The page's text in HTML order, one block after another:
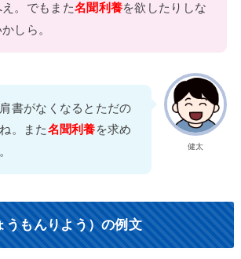
え。でもまた名聞利養を欲したりしな
しら。
健太
書がなくなるとただの
。また名聞利養を求め
うもんりよう）の例文